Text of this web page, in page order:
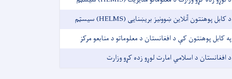
د کابل پوهنتون آنلاین ښوونيز بریښنایی (HELMS) سیسټم
په کابل پوهنتون کې د افغانستان د معلوماتو د منابعو مرکز
د افغانستان د اسلامي امارت لوړو زده کړو وزارت